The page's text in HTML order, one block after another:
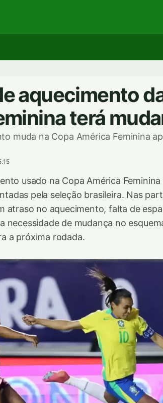
aquecimento
terá
muda na Copa América Feminina
usado na Copa América
pela seleção brasileira. Nas
atraso no aquecimento, falta de
necessidade de mudança no
a próxima rodada.